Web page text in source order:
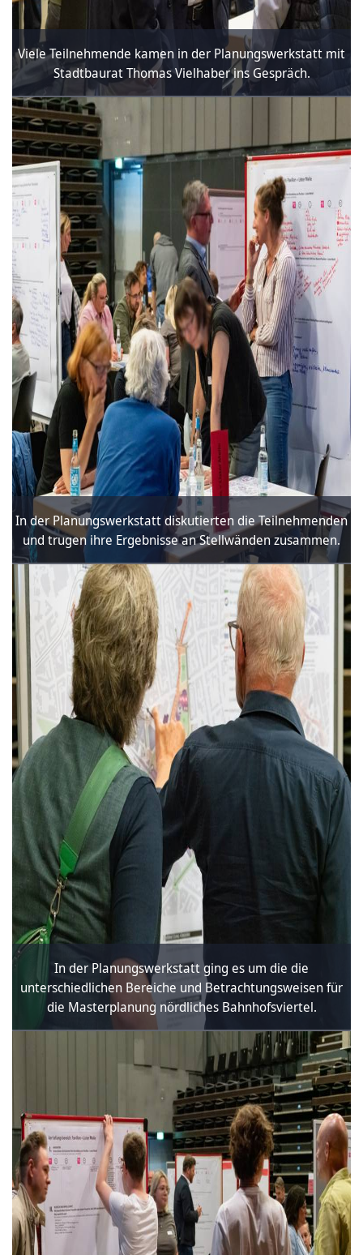
Viele Teilnehmende kamen in der Planungswerkstatt mit
Stadtbaurat Thomas Vielhaber ins Gespräch.
In der Planungswerkstatt diskutierten die Teilnehmenden
und trugen ihre Ergebnisse an Stellwänden zusammen.
In der Planungswerkstatt ging es um die die
unterschiedlichen Bereiche und Betrachtungsweisen für
die Masterplanung nördliches Bahnhofsviertel.